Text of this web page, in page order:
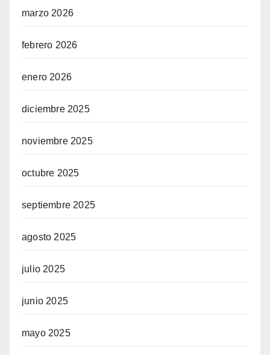
marzo 2026
febrero 2026
enero 2026
diciembre 2025
noviembre 2025
octubre 2025
septiembre 2025
agosto 2025
julio 2025
junio 2025
mayo 2025